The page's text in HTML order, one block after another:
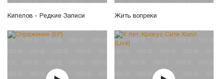
Кипелов - Редкие Записи Жить вопреки